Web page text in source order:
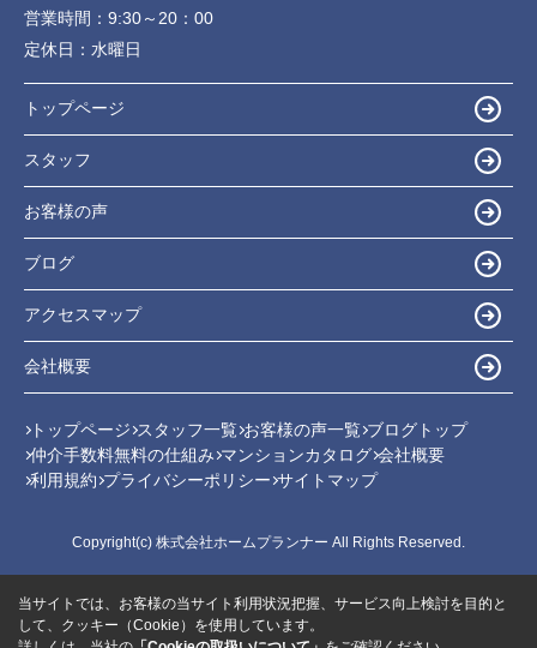
営業時間： 9:30～20：00
定休日： 水曜日
トップページ
スタッフ
お客様の声
ブログ
アクセスマップ
会社概要
トップページ スタッフ一覧 お客様の声一覧 ブログトップ
仲介手数料無料の仕組み マンションカタログ 会社概要
利用規約 プライバシーポリシー サイトマップ
Copyright(c) 株式会社ホームプランナー All Rights Reserved.
当サイトでは、お客様の当サイト利用状況把握、サービス向上検討を目的と
して、クッキー（Cookie）を使用しています。